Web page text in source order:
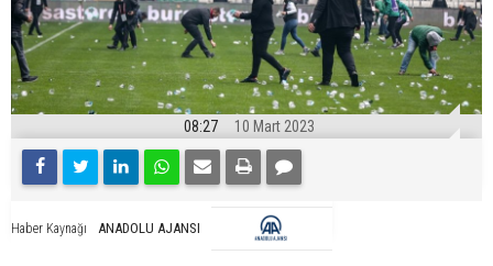
08:27 10 Mart 2023
Haber Kaynağı ANADOLU AJANSI